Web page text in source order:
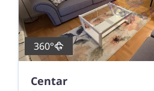
360°
Centar